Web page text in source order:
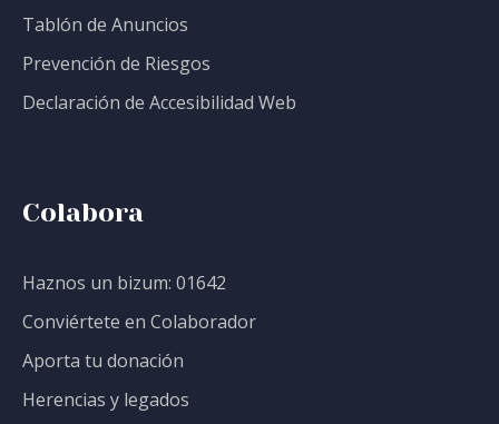
Tablón de Anuncios
Prevención de Riesgos
Declaración de Accesibilidad Web
Colabora
Haznos un bizum: 01642
Conviértete en Colaborador
Aporta tu donación
Herencias y legados